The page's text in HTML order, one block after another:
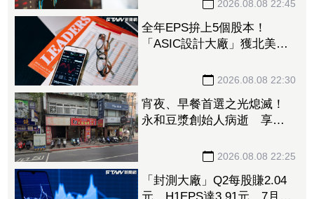
2026.08.08 22:45
全年EPS拚上5個股本！
「ASIC設計大廠」獲北美
2026.08.08 22:30
宵夜、早餐首選之光熄滅！
永和豆漿創始人病逝 享壽
2026.08.08 22:25
「封測大廠」Q2每股賺2.04
元、H1EPS達3.91元 7月營